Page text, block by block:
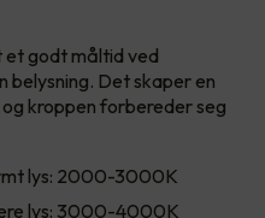
et godt måltid ved
belysning. Det skaper en
kroppen forbereder seg
lys: 2000-3000K
lys: 3000-4000K